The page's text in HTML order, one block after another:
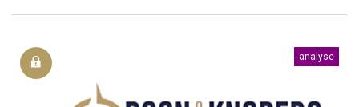
analyse